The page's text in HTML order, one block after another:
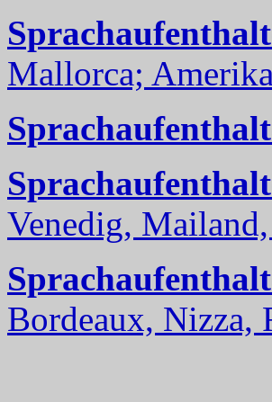
Mallorca;
Venedig,
Bordeaux, Nizza,